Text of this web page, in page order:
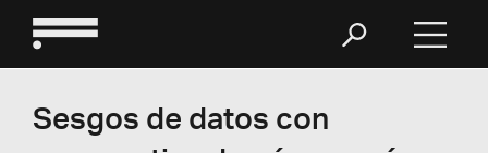
Sesgos de datos con